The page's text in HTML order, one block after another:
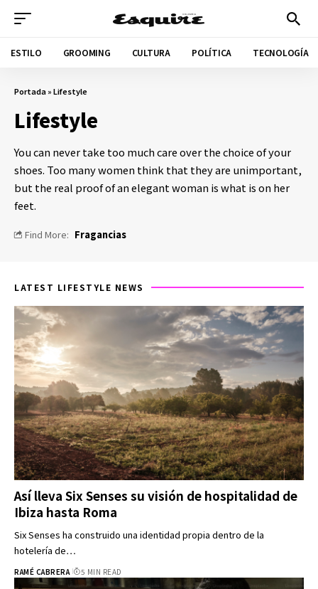
ESTILO GROOMING CULTURA POLÍTICA TECNOLOGÍA
Portada»Lifestyle
Lifestyle
You can never take too much care over the choice of your
shoes. Too many women think that they are unimportant,
but the real proof of an elegant woman is what is on her
feet.
Find More: Fragancias
LATEST LIFESTYLE NEWS
Así lleva Six Senses su visión de hospitalidad de
Ibiza hasta Roma
Six Senses ha construido una identidad propia dentro de la
hotelería de…
RAMÉ CABRERA 5 MIN READ